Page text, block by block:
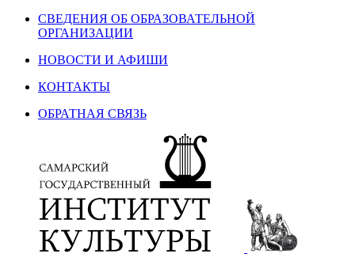
СВЕДЕНИЯ ОБ ОБРАЗОВАТЕЛЬНОЙ
ОРГАНИЗАЦИИ
НОВОСТИ И АФИШИ
КОНТАКТЫ
ОБРАТНАЯ СВЯЗЬ